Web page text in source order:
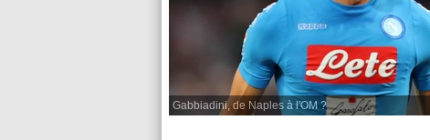
Gabbiadini, de Naples à l'OM ?